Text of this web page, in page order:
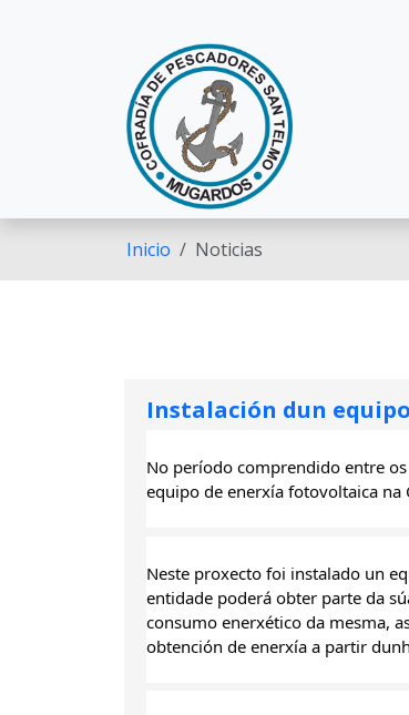
Inicio Noticias
Instalación dun
No período comprendido entre
equipo de enerxía fotovoltaica na
Neste proxecto foi instalado un
entidade poderá obter parte da
consumo enerxético da mesma,
obtención de enerxía a partir